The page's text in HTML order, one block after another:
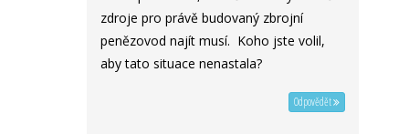
zdroje pro právě budovaný zbrojní
penězovod najít musí. Koho jste volil,
aby tato situace nenastala?
Odpovědět